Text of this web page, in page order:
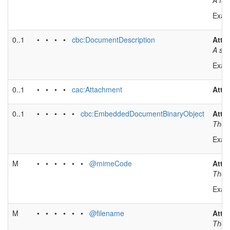
0..1 • • • • cbc:DocumentDescription
A
0..1 • • • • cac:Attachment
0..1 • • • • • cbc:EmbeddedDocumentBinaryObject
The
M • • • • • • @mimeCode
The
M • • • • • • @filename
The